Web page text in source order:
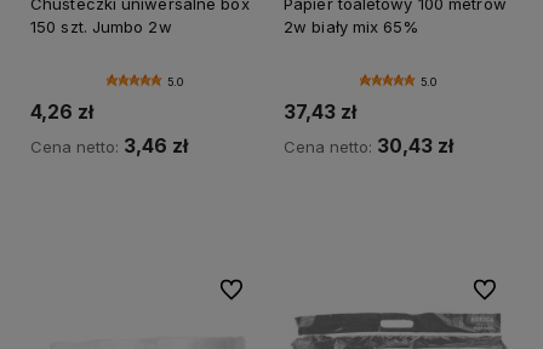
150 szt. Jumbo 2w
5.0
4,26 zł
Cena netto: 3,46 zł
2w biały mix 65%
5.0
37,43 zł
Cena netto: 30,43 zł
Do ulubionych Do